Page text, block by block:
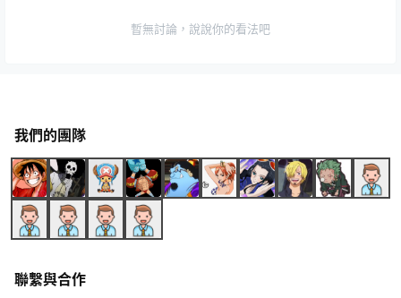
暫無討論，說說你的看法吧
我們的團隊
聯繫與合作